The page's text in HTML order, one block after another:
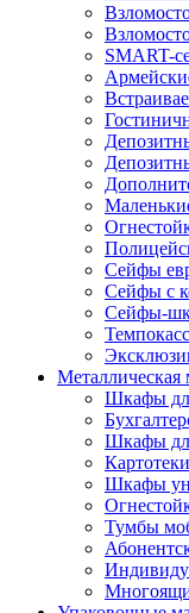
SMART-
Сейфы
Сейфы с
Сейфы-
Металлическая
Шкафы
Шкафы
Картотеки
Шкафы
Тумбы